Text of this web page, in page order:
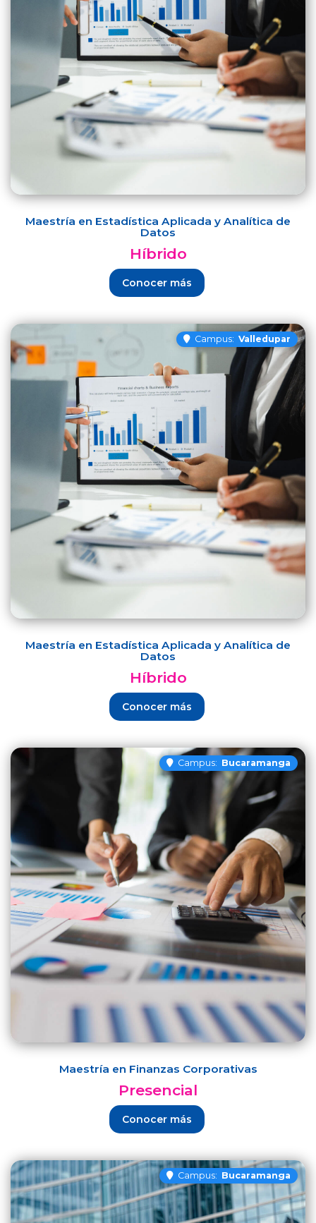
Maestría en Estadística Aplicada y Analítica de
Datos
Híbrido
Conocer más
Campus: Valledupar
Maestría en Estadística Aplicada y Analítica de
Datos
Híbrido
Conocer más
Campus: Bucaramanga
Maestría en Finanzas Corporativas
Presencial
Conocer más
Campus: Bucaramanga